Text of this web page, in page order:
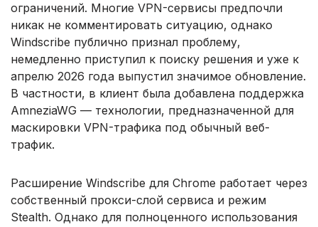
ограничений. Многие VPN-сервисы предпочли
никак не комментировать ситуацию, однако
Windscribe публично признал проблему,
немедленно приступил к поиску решения и уже к
апрелю 2026 года выпустил значимое обновление.
В частности, в клиент была добавлена поддержка
AmneziaWG — технологии, предназначенной для
маскировки VPN-трафика под обычный веб-
трафик.
Расширение Windscribe для Chrome работает через
собственный прокси-слой сервиса и режим
Stealth. Однако для полноценного использования